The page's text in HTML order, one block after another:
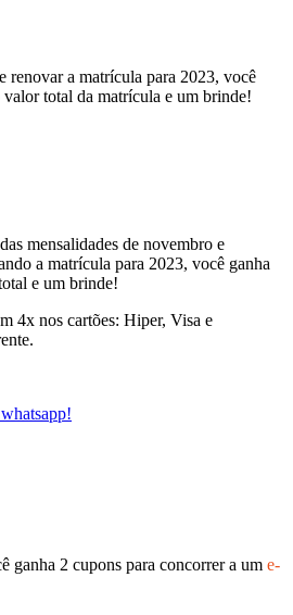
renovar a matrícula para 2023, você
total da matrícula e um brinde!
mensalidades de novembro e
a matrícula para 2023, você ganha
e um brinde!
4x nos cartões: Hiper, Visa e
ganha 2 cupons para concorrer a um e-